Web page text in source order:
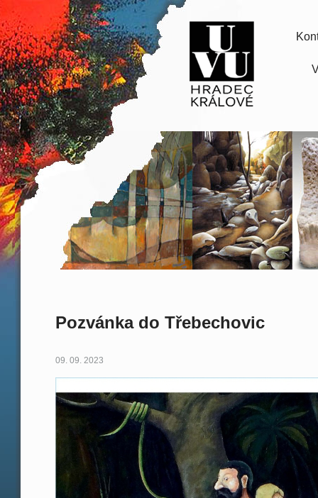
Pozvánka do Třebechovic
09. 09. 2023